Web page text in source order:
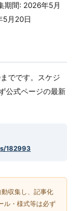
期間: 2026年5月
5月20日
でです。スケジ
公式ページの最新
182993
収集し、記事化
ル・様式等は必ず